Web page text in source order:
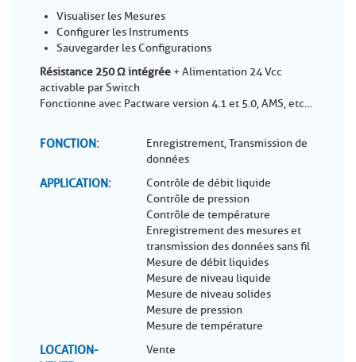
Visualiser les Mesures
Configurer les Instruments
Sauvegarder les Configurations
Résistance 250 Ω intégrée + Alimentation 24 Vcc
activable par Switch
Fonctionne avec Pactware version 4.1 et 5.0, AMS, etc…
FONCTION
Enregistrement, Transmission de
données
APPLICATION
Contrôle de débit liquide
Contrôle de pression
Contrôle de température
Enregistrement des mesures et
transmission des données sans fil
Mesure de débit liquides
Mesure de niveau liquide
Mesure de niveau solides
Mesure de pression
Mesure de température
LOCATION-
Vente